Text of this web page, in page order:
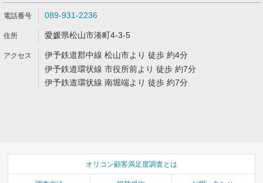
089-931-2236
愛媛県松山市湊町4-3-5
伊予鉄道郡中線 松山市より 徒歩 約4分
伊予鉄道環状線 市役所前より 徒歩 約7分
伊予鉄道環状線 南堀端より 徒歩 約7分
オリコン顧客満足度調査とは